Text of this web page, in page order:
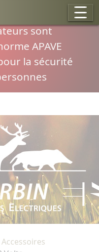
APAVE
sont
APAVE
la sécurité
Accessoires